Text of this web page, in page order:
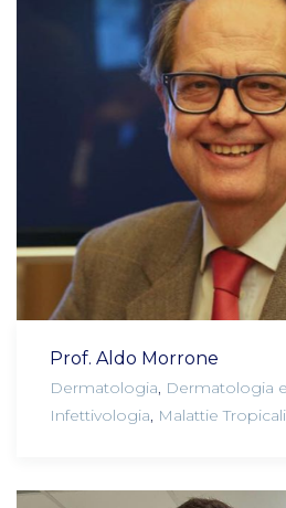
Prof. Aldo Morrone
Dermatologia Dermatologia
Infettivologia Malattie Tropicali